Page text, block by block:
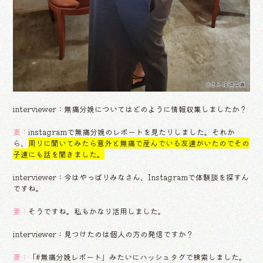
Oさん提供写真
interviewer：無痛分娩についてはどのように情報収集しましたか？
妻：instagramで無痛分娩のレポートを見たりしました。それか
ら、周りに聞いてみたら意外と無痛で産んでいる友達がいたのでその
子達にも話を聞きました。
interviewer：今はやっぱりみなさん、Instagramで体験談を探すん
ですね。
妻：そうですね。私もかなり活用しました。
interviewer：見つけたのは個人の方の発信ですか？
妻：
「#無痛分娩レポート」みたいにハッシュタグで検索しました。